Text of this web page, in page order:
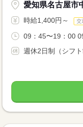
愛知県名古屋市
時給1,400円～ 交
09：45〜19：00
週休2日制（シフ